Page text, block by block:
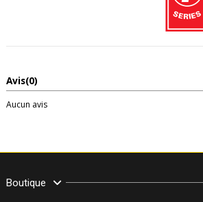
Avis(0)
Aucun avis
Boutique